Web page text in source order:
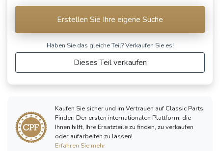
Erstellen Sie Ihre eigene Suche
Haben Sie das gleiche Teil? Verkaufen Sie es!
Dieses Teil verkaufen
Kaufen Sie sicher und im Vertrauen auf Classic Parts
Finder: Der ersten internationalen Plattform, die
Ihnen hilft, Ihre Ersatzteile zu finden, zu verkaufen
oder aufarbeiten zu lassen!
Erfahren Sie mehr